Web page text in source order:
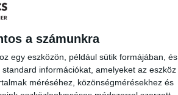
a számunkra
egy eszközön, például sütik formájában, és
információkat, amelyeket az eszköz
méréséhez, közönségmérésekhez és
is, akik nem tudnak, vagy nem
technológia, hanem az ember áll:
keresztül teremt kapcsolatot a
majd a szűkebb és tágabb
üzemanyag előállításának módját,